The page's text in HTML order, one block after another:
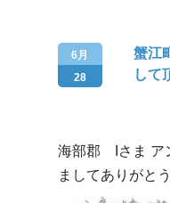
6月
28
蟹江
して
海部郡 Iさま ア
ましてありがと